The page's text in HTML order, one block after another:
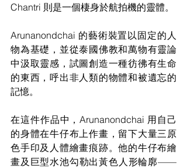
Chantri 則是一個棲身於航拍機的靈體。
Arunanondchai 的藝術裝置以固定的人
物為基礎，並從泰國佛教和萬物有靈論
中汲取靈感，試圖創造一種彷彿有生命
的東西，呼出非人類的物體和被遺忘的
記憶。
在這件作品中，Arunanondchai 用自己
的身體在牛仔布上作畫，留下大量三原
色手印及人體繪畫痕跡。他的牛仔布繪
畫及巨型水池勾勒出黃色人形輪廓——